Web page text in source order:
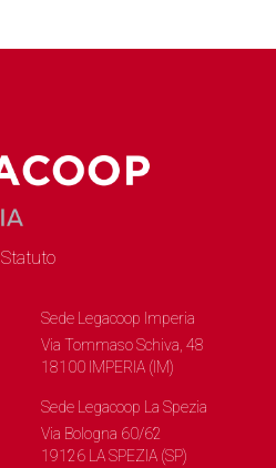
Statuto
Sede Legacoop Imperia
Via Tommaso Schiva, 48
18100 IMPERIA (IM)
Sede Legacoop La Spezia
Via Bologna 60/62
19126 LA SPEZIA (SP)